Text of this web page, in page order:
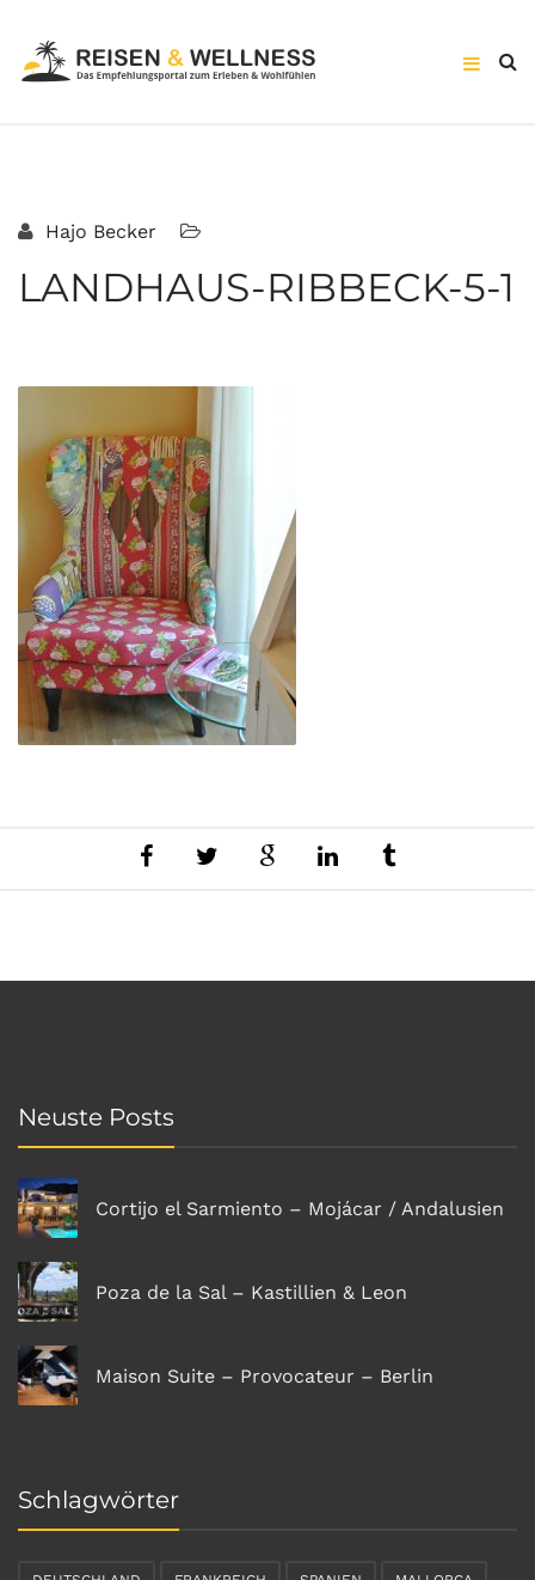
Hajo Becker
LANDHAUS-RIBBECK-5-1
Neuste Posts
Cortijo el Sarmiento – Mojácar / Andalusien
Poza de la Sal – Kastillien & Leon
Maison Suite – Provocateur – Berlin
Schlagwörter